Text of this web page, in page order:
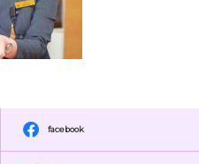
facebook